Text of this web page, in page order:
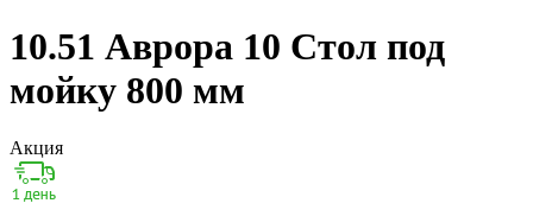
10.51 Аврора 10 Стол под
мойку 800 мм
Акция